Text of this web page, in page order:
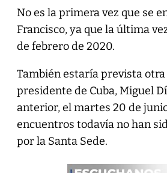
No es la primera vez que se
Francisco, ya que la última
de febrero de 2020.
También estaría prevista
presidente de Cuba, Miguel
anterior, el martes 20 de
encuentros todavía no han
por la Santa Sede.